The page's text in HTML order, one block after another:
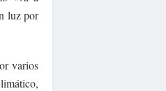
luz por
varios